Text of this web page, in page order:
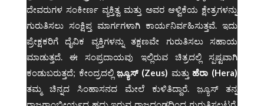
ದೇವರುಗಳ ಸಂಕೀರ್ಣ ವ್ಯಕ್ತಿತ್ವ ಮತ್ತು ಅವರ ಆಳ್ವಿಕೆಯ ಕ್ಷೇತ್ರಗಳನ್ನು
ಗುರುತಿಸಲು ಸಂಕ್ಷಿಪ್ತ ಮಾರ್ಗಗಳಾಗಿ ಕಾರ್ಯನಿರ್ವಹಿಸುತ್ತವೆ. ಇದು
ಪ್ರೇಕ್ಷಕರಿಗೆ ದೈವಿಕ ವ್ಯಕ್ತಿಗಳನ್ನು ತಕ್ಷಣವೇ ಗುರುತಿಸಲು ಸಹಾಯ
ಮಾಡುತ್ತದೆ. ಈ ಸಂಪ್ರದಾಯವು ಇಲ್ಲಿರುವ ಚಿತ್ರದಲ್ಲಿ ಸ್ಪಷ್ಟವಾಗಿ
ಕಂಡುಬರುತ್ತದೆ; ಕೇಂದ್ರದಲ್ಲಿಜ಼್ಯೂಸ್ (Zeus) ಮತ್ತುಹೆರಾ (Hera)
ತಮ್ಮ ಚಿನ್ನದ ಸಿಂಹಾಸನದ ಮೇಲೆ ಕುಳಿತಿದ್ದಾರೆ. ಜ಼್ಯೂಸ್ ತನ್ನ